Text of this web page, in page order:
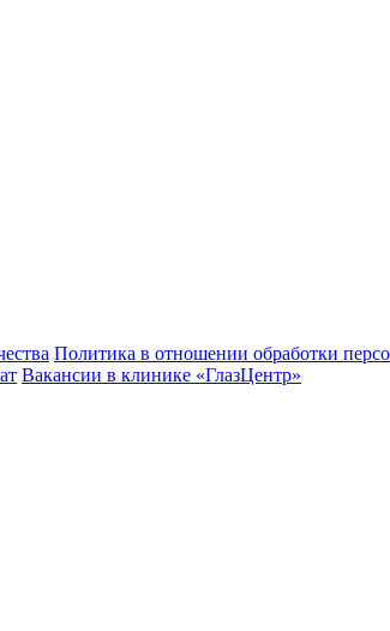
Политика в отношении обработки
Вакансии в клинике «ГлазЦентр»